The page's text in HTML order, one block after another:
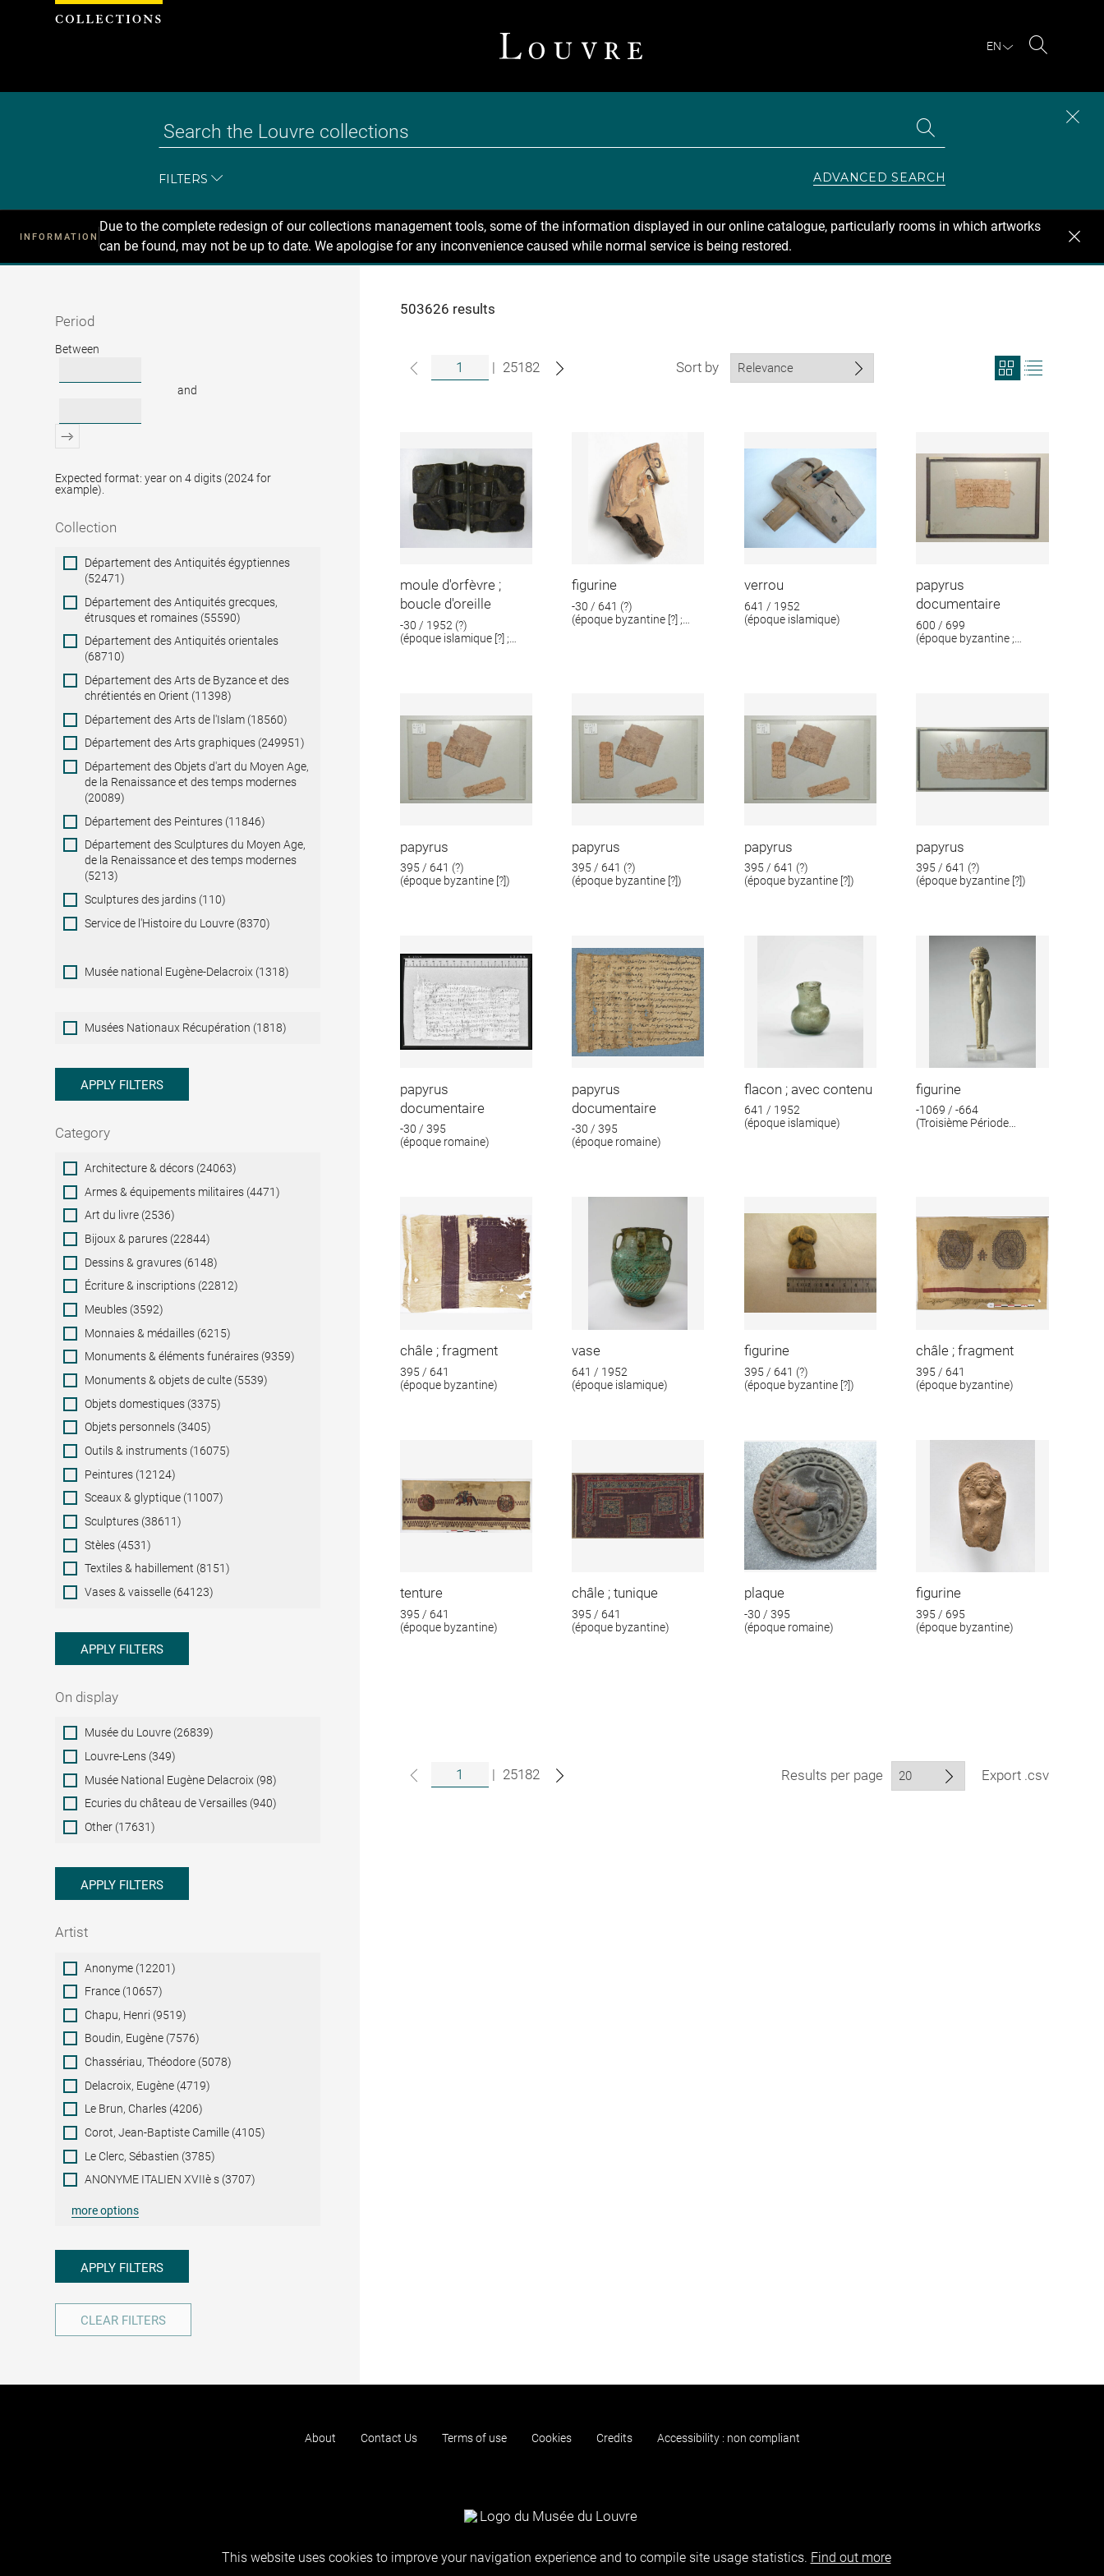
EN
FILTERS ADVANCED SEARCH
INFORMATION
Due to the complete redesign of our collections management tools, some of the information displayed in our online catalogue, particularly rooms in which artworks
can be found, may not be up to date. We apologise for any inconvenience caused while normal service is being restored.
Recherche
Period
Period
Between
and
Expected format: year on 4 digits (2024 for
example).
Collection
Collection
Département des Antiquités égyptiennes
(52471)
Département des Antiquités grecques,
étrusques et romaines (55590)
Département des Antiquités orientales
(68710)
Département des Arts de Byzance et des
chrétientés en Orient (11398)
Département des Arts de l'Islam (18560)
Département des Arts graphiques (249951)
Département des Objets d'art du Moyen Age,
de la Renaissance et des temps modernes
(20089)
Département des Peintures (11846)
Département des Sculptures du Moyen Age,
de la Renaissance et des temps modernes
(5213)
Sculptures des jardins (110)
Service de l'Histoire du Louvre (8370)
Musée national Eugène-Delacroix (1318)
Musées
Nationaux
Musées Nationaux Récupération (1818)
APPLY FILTERS
Category
Category
Architecture & décors (24063)
Armes & équipements militaires (4471)
Art du livre (2536)
Bijoux & parures (22844)
Dessins & gravures (6148)
Écriture & inscriptions (22812)
Meubles (3592)
Monnaies & médailles (6215)
Monuments & éléments funéraires (9359)
Monuments & objets de culte (5539)
Objets domestiques (3375)
Objets personnels (3405)
Outils & instruments (16075)
Peintures (12124)
Sceaux & glyptique (11007)
Sculptures (38611)
Stèles (4531)
Textiles & habillement (8151)
Vases & vaisselle (64123)
APPLY FILTERS
On display
On
display
Musée du Louvre (26839)
Louvre-Lens (349)
Musée National Eugène Delacroix (98)
Ecuries du château de Versailles (940)
Other (17631)
APPLY FILTERS
Artist
ArtistAnonyme (12201)
France (10657)
Chapu, Henri (9519)
Boudin, Eugène (7576)
Chassériau, Théodore (5078)
Delacroix, Eugène (4719)
Le Brun, Charles (4206)
Corot, Jean-Baptiste Camille (4105)
Le Clerc, Sébastien (3785)
ANONYME ITALIEN XVIIè s (3707)
more options
APPLY FILTERS
CLEAR FILTERS
503626 results
| 25182 Sort by
View
search
moule d'orfèvre ;
boucle d'oreille
-30 / 1952 (?)
(époque islamique [?] ;
figurine
-30 / 641 (?)
(époque byzantine [?] ;
verrou
641 / 1952
(époque islamique)
papyrus
documentaire
600 / 699
(époque byzantine ;
papyrus
395 / 641 (?)
(époque byzantine [?])
papyrus
395 / 641 (?)
(époque byzantine [?])
papyrus
395 / 641 (?)
(époque byzantine [?])
papyrus
395 / 641 (?)
(époque byzantine [?])
papyrus
documentaire
-30 / 395
(époque romaine)
papyrus
documentaire
-30 / 395
(époque romaine)
flacon ; avec contenu
641 / 1952
(époque islamique)
figurine
-1069 / -664
(Troisième Période
châle ; fragment
395 / 641
(époque byzantine)
vase
641 / 1952
(époque islamique)
figurine
395 / 641 (?)
(époque byzantine [?])
châle ; fragment
395 / 641
(époque byzantine)
tenture
395 / 641
(époque byzantine)
châle ; tunique
395 / 641
(époque byzantine)
plaque
-30 / 395
(époque romaine)
figurine
395 / 695
(époque byzantine)
| 25182 Results per page Export .csv
About Contact Us Terms of use Cookies Credits Accessibility : non compliant
Cookies management panel
This website uses cookies to improve your navigation experience and to compile site usage statistics. Find out more